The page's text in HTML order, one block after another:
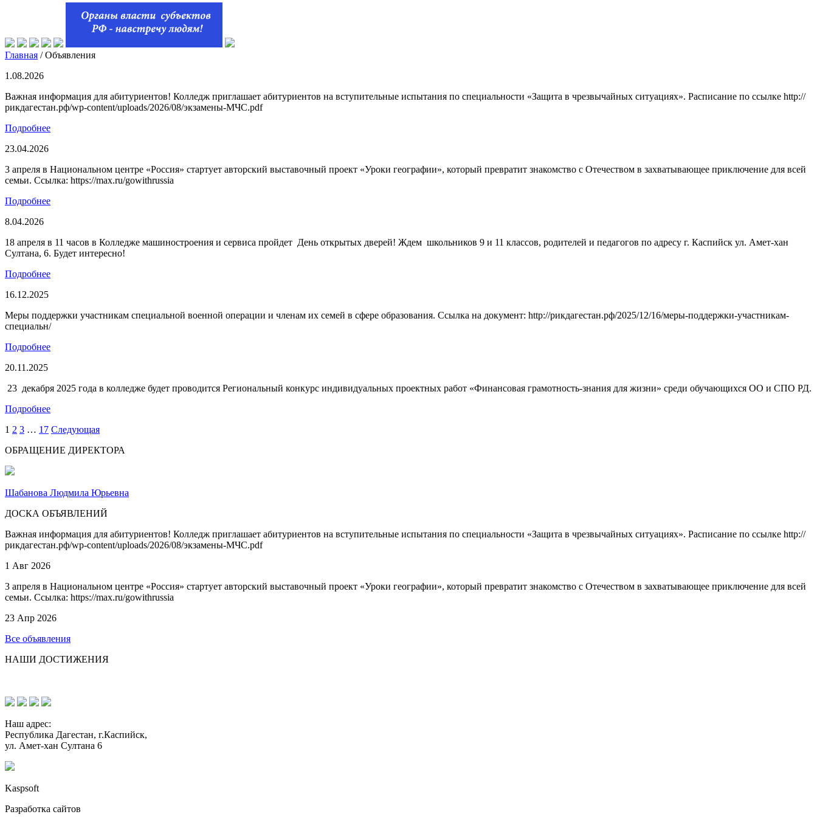
Главная / Объявления
1.08.2026
Важная информация для абитуриентов! Колледж приглашает абитуриентов на вступительные испытания по специальности «Защита в чрезвычайных ситуациях». Расписание по ссылке http://
рикдагестан.рф/wp-content/uploads/2026/08/экзамены-МЧС.pdf
Подробнее
23.04.2026
3 апреля в Национальном центре «Россия» стартует авторский выставочный проект «Уроки географии», который превратит знакомство с Отечеством в захватывающее приключение для всей
семьи. Ссылка: https://max.ru/gowithrussia
Подробнее
8.04.2026
18 апреля в 11 часов в Колледже машиностроения и сервиса пройдет День открытых дверей! Ждем школьников 9 и 11 классов, родителей и педагогов по адресу г. Каспийск ул. Амет-хан
Султана, 6. Будет интересно!
Подробнее
16.12.2025
Меры поддержки участникам специальной военной операции и членам их семей в сфере образования. Ссылка на документ: http://рикдагестан.рф/2025/12/16/меры-поддержки-участникам-
специальн/
Подробнее
20.11.2025
23 декабря 2025 года в колледже будет проводится Региональный конкурс индивидуальных проектных работ «Финансовая грамотность-знания для жизни» среди обучающихся ОО и СПО РД.
Подробнее
1 2 3 … 17 Следующая
ОБРАЩЕНИЕ ДИРЕКТОРА
Шабанова Людмила Юрьевна
ДОСКА ОБЪЯВЛЕНИЙ
Важная информация для абитуриентов! Колледж приглашает абитуриентов на вступительные испытания по специальности «Защита в чрезвычайных ситуациях». Расписание по ссылке http://
рикдагестан.рф/wp-content/uploads/2026/08/экзамены-МЧС.pdf
1 Авг 2026
3 апреля в Национальном центре «Россия» стартует авторский выставочный проект «Уроки географии», который превратит знакомство с Отечеством в захватывающее приключение для всей
семьи. Ссылка: https://max.ru/gowithrussia
23 Апр 2026
Все объявления
НАШИ ДОСТИЖЕНИЯ
Наш адрес:
Республика Дагестан, г.Каспийск,
ул. Амет-хан Султана 6
Kaspsoft
Разработка сайтов